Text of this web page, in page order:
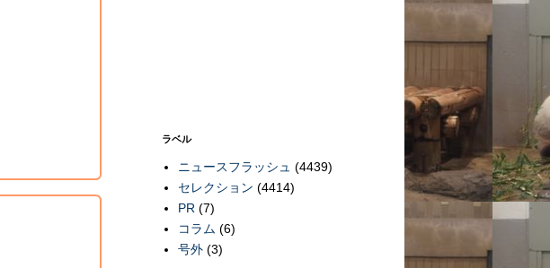
ラベル
ニュースフラッシュ (4439)
セレクション (4414)
PR (7)
コラム (6)
号外 (3)